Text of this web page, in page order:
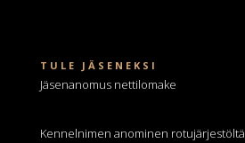
TULE JÄSENEKSI
Jäsenanomus nettilomake
Kennelnimen anominen rotujärjestöltä